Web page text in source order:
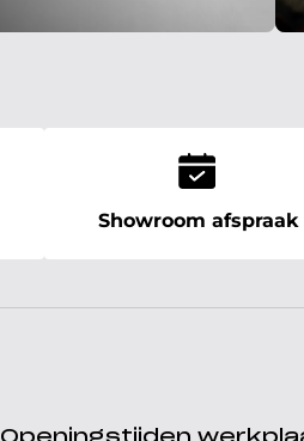
Showroom afspraak